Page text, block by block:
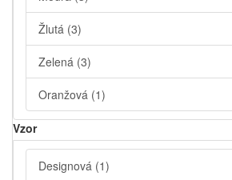
Žlutá (3)
Zelená (3)
Oranžová (1)
Vzor
Designová (1)